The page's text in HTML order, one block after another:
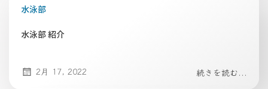
水泳部
水泳部 紹介
2月 17, 2022 続きを読む...